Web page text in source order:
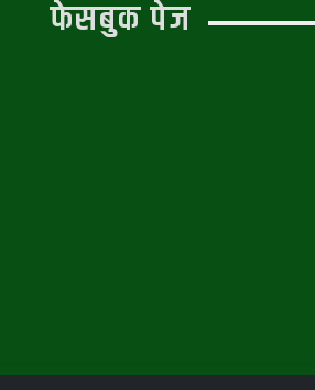
फेसबुक पेज